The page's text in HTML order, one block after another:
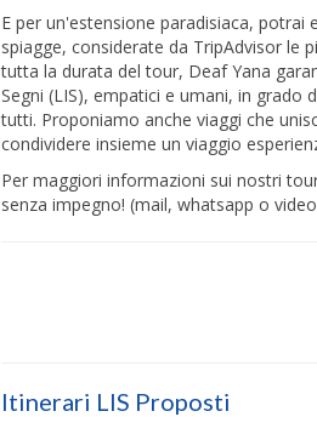
E per un'estensione paradisiaca,
spiagge, considerate da TripAdvisor le
tutta la durata del tour, Deaf Yana
Segni (LIS), empatici e umani, in
tutti. Proponiamo anche viaggi che
condividere insieme un viaggio
Per maggiori informazioni sui nostri
senza impegno! (mail, whatsapp o
Itinerari LIS Proposti